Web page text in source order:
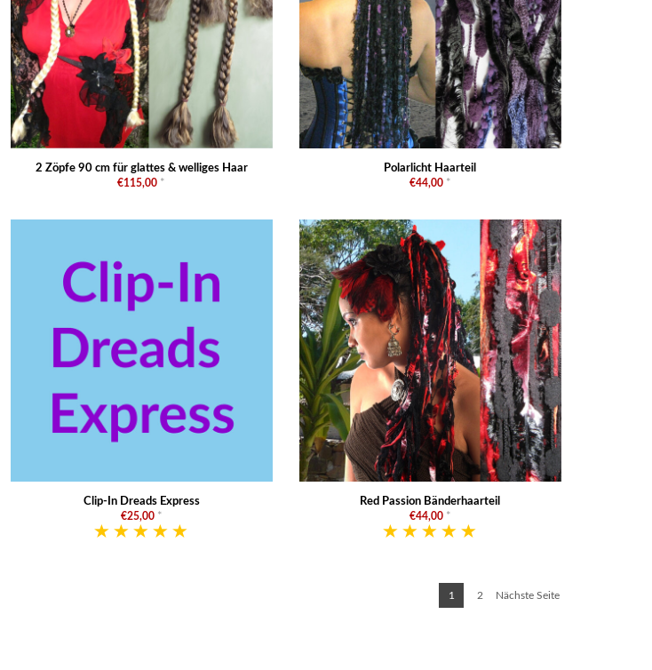
2 Zöpfe 90 cm für glattes & welliges Haar
€115,00 *
Polarlicht Haarteil
€44,00 *
Clip-In Dreads Express
€25,00 *
Red Passion Bänderhaarteil
€44,00 *
1 2 Nächste Seite